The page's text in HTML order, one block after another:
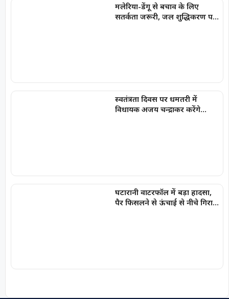
मलेरिया-डेंगू से बचाव के लिए
सतर्कता जरूरी, जल शुद्धिकरण पर
स्वतंत्रता दिवस पर धमतरी में
विधायक अजय चन्द्राकर करेंगे
घटारानी वाटरफॉल में बड़ा हादसा,
पैर फिसलने से ऊंचाई से नीचे गिरा